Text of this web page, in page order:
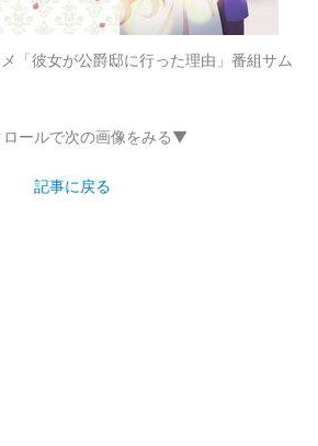
「彼女が公爵邸に行った理由」番組サム
ールで次の画像をみる▼
記事に戻る